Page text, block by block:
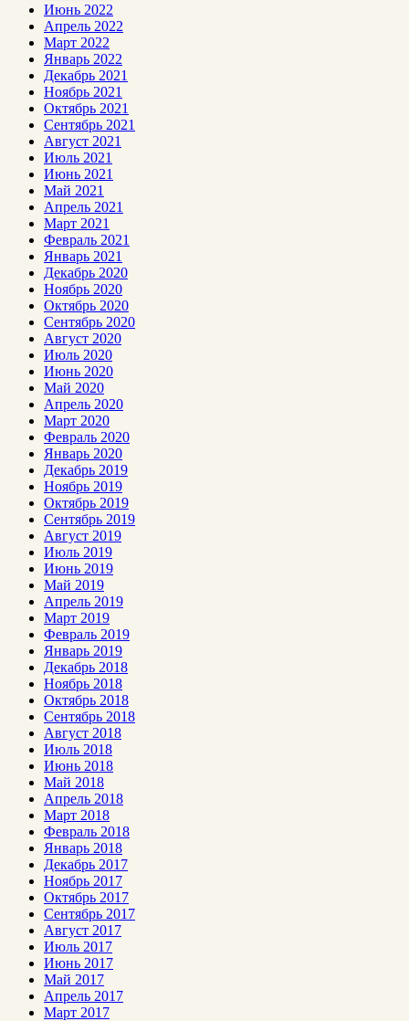
Июнь 2022
Апрель 2022
Март 2022
Январь 2022
Декабрь 2021
Ноябрь 2021
Октябрь 2021
Сентябрь 2021
Август 2021
Июль 2021
Июнь 2021
Май 2021
Апрель 2021
Март 2021
Февраль 2021
Январь 2021
Декабрь 2020
Ноябрь 2020
Октябрь 2020
Сентябрь 2020
Август 2020
Июль 2020
Июнь 2020
Май 2020
Апрель 2020
Март 2020
Февраль 2020
Январь 2020
Декабрь 2019
Ноябрь 2019
Октябрь 2019
Сентябрь 2019
Август 2019
Июль 2019
Июнь 2019
Май 2019
Апрель 2019
Март 2019
Февраль 2019
Январь 2019
Декабрь 2018
Ноябрь 2018
Октябрь 2018
Сентябрь 2018
Август 2018
Июль 2018
Июнь 2018
Май 2018
Апрель 2018
Март 2018
Февраль 2018
Январь 2018
Декабрь 2017
Ноябрь 2017
Октябрь 2017
Сентябрь 2017
Август 2017
Июль 2017
Июнь 2017
Май 2017
Апрель 2017
Март 2017